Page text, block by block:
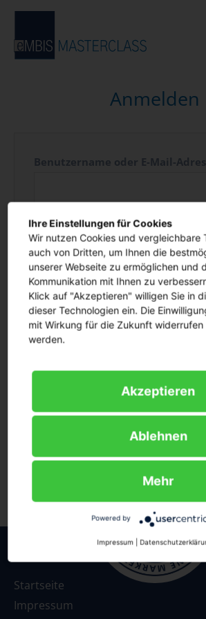
Zum
springen
Anmelden
Benutzername oder E-Mail-
Passwort*
Angemeldet bleiben
Anmelden
Startseite
Impressum
Ihre Einstellungen für Cookies
Wir nutzen Cookies und vergleichbare
auch von Dritten, um Ihnen die
unserer Webseite zu ermöglichen und
Kommunikation mit Ihnen zu
Klick auf "Akzeptieren" willigen Sie in
dieser Technologien ein. Die
mit Wirkung für die Zukunft
werden.
Akzeptieren
Ablehnen
Mehr
Powered by
Impressum |